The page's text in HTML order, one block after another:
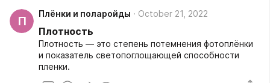
П
Плёнки и поларойды October 21, 2022
Плотность
Плотность — это степень потемнения фотоплёнки
и показатель светопоглощающей способности
пленки.